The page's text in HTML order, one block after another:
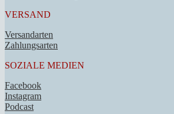
VERSAND
Versandarten
Zahlungsarten
SOZIALE MEDIEN
Facebook
Instagram
Podcast